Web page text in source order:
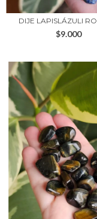
DIJE LAPISLÁZULI
$9.000